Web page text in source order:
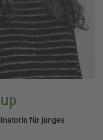
für junges